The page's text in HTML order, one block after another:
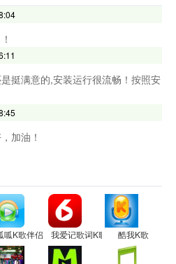
挺满意的,安装运行很流畅！按照安
加油！
呱K歌伴侣 我爱记歌词K歌宝(随身唱)
酷我K歌